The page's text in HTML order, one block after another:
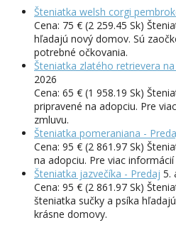
Šteniatka welsh corgi
Cena: 75 € (2 259.45 Sk)
hľadajú nový domov. Sú
potrebné očkovania.
Šteniatka zlatého retrievera
2026
Cena: 65 € (1 958.19 Sk)
pripravené na adopciu. Pre
zmluvu.
Šteniatka pomeraniana -
Cena: 95 € (2 861.97 Sk)
na adopciu. Pre viac
Šteniatka jazvečíka - Predaj 5.
Cena: 95 € (2 861.97 Sk)
šteniatka sučky a psíka
krásne domovy.